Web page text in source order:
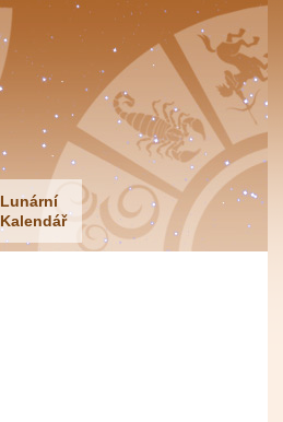
Lunární
Kalendář